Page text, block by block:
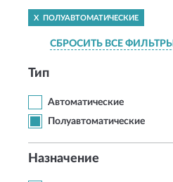
X ПОЛУАВТОМАТИЧЕСКИЕ
СБРОСИТЬ ВСЕ ФИЛЬТРЫ
Тип
Автоматические
Полуавтоматические
Назначение